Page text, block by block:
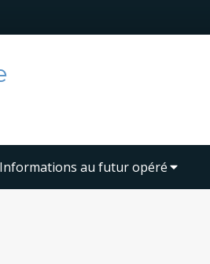
Informations au futur opéré